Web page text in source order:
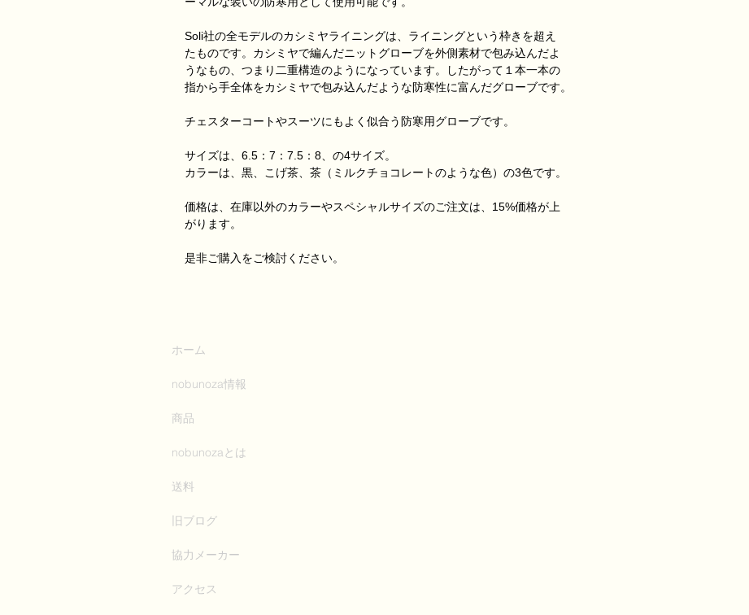
Soli社の全モデルのカシミヤライニングは、ライニングという枠きを超え
たものです。カシミヤで編んだニットグローブを外側素材で包み込んだよ
うなもの、つまり二重構造のようになっています。したがって１本一本の
指から手全体をカシミヤで包み込んだような防寒性に富んだグローブです。
チェスターコートやスーツにもよく似合う防寒用グローブです。
サイズは、6.5：7：7.5：8、の4サイズ。
カラーは、黒、こげ茶、茶（ミルクチョコレートのような色）の3色です。
価格は、在庫以外のカラーやスペシャルサイズのご注文は、15%価格が上
がります。
是非ご購入をご検討ください。
ホーム
nobunoza情報
商品
nobunozaとは
送料
旧ブログ
協力メーカー
アクセス